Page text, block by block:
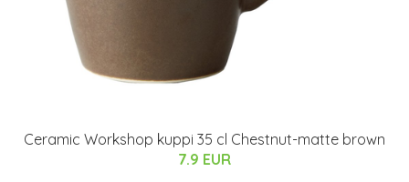
Ceramic Workshop kuppi 35 cl Chestnut-matte brown
7.9 EUR